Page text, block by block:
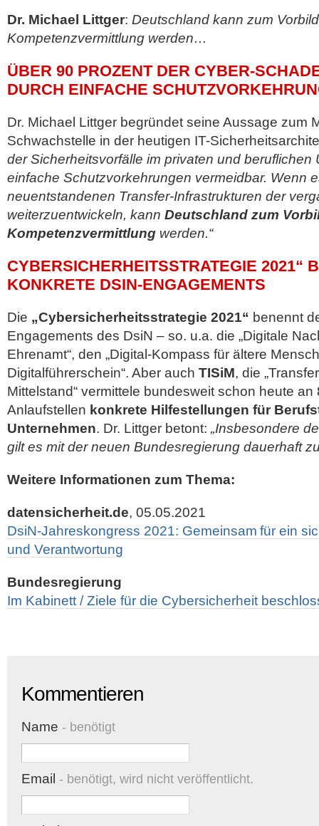
Dr. Michael Littger: Deutschland kann zum
Kompetenzvermittlung werden…
ÜBER 90 PROZENT DER CYBER-
DURCH EINFACHE
Dr. Michael Littger begründet seine Aussage zum
Schwachstelle in der heutigen IT-
der Sicherheitsvorfälle im privaten und beruflichen
einfache Schutzvorkehrungen vermeidbar. Wenn
neuentstandenen Transfer-Infrastrukturen der
weiterzuentwickeln, kann Deutschland zum
Kompetenzvermittlung werden.“
CYBERSICHERHEITSSTRATEGIE 2021“
KONKRETE DSIN-ENGAGEMENTS
Die „Cybersicherheitsstrategie 2021“ benennt
Engagements des DsiN – so. u.a. die „Digitale
Ehrenamt“, den „Digital-Kompass für ältere
Digitalführerschein“. Aber auch TISiM, die
Mittelstand“ vermittele bundesweit schon heute an
Anlaufstellen konkrete Hilfestellungen für
Unternehmen. Dr. Littger betont: „Insbesondere
gilt es mit der neuen Bundesregierung dauerhaft
Weitere Informationen zum Thema:
datensicherheit.de, 05.05.2021
DsiN-Jahreskongress 2021: Gemeinsam für ein
und Verantwortung
Bundesregierung
Im Kabinett / Ziele für die Cybersicherheit
Kommentieren
Name - benötigt
Email - benötigt, wird nicht veröffentlicht.